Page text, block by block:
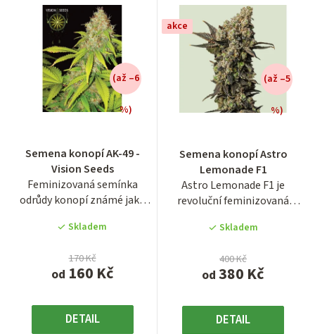
Semena konopí AK-49 -
Vision Seeds
Feminizovaná semínka
odrůdy konopí známé jako
přepracované...
Skladem
od 160 Kč
170 Kč
(až –6
%)
DETAIL
produktu
je
3,7
z
hvězdiček.
akce
Semena konopí Astro
Lemonade F1
Astro Lemonade F1 je
revoluční feminizovaná
série F1...
Skladem
od 380 Kč
400 Kč
(až –5
%)
DETAIL